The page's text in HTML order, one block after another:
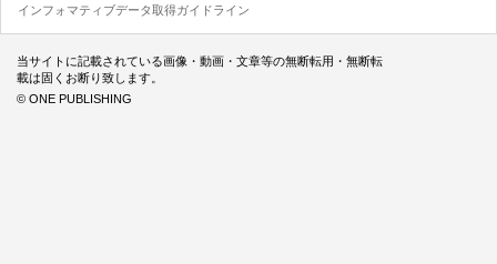
インフォマティブデータ取得ガイドライン
当サイトに記載されている画像・動画・文章等の無断転用・無断転
載は固くお断り致します。
© ONE PUBLISHING